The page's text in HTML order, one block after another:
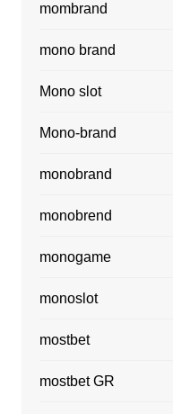
mombrand
mono brand
Mono slot
Mono-brand
monobrand
monobrend
monogame
monoslot
mostbet
mostbet GR